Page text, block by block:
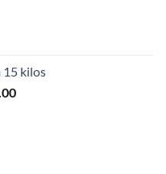
15 kilos
El